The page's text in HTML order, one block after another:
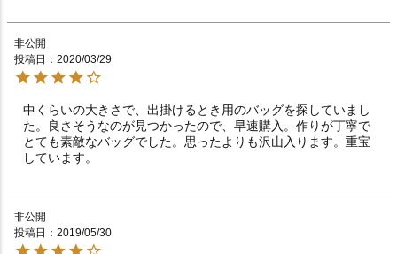
非公開
投稿日
2020/03/29
中くらいの大きさで、出掛けるとき用のバッグを探していまし
た。良さそうなのが見つかったので、早速購入。作りが丁寧で
とても素敵なバッグでした。思ったよりも沢山入ります。重宝
しています。
非公開
投稿日
2019/05/30